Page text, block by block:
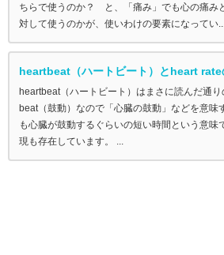
ちらで使うのか？ と、「痛み」でも心の痛み
対して使うのかが、使いわけの要素になってい
heartbeat（ハートビート）とheart rate
heartbeat（ハートビート）はまさに読んだ通
beat（鼓動）なので「心臓の鼓動」などを意味
も心臓が鼓動するぐらいの短い時間という意
現も存在しています。 ...